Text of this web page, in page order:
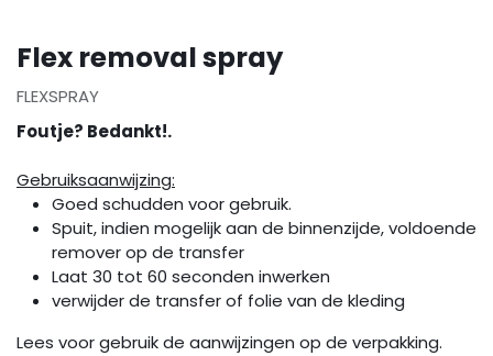
Flex removal spray
FLEXSPRAY
Foutje? Bedankt!.
Gebruiksaanwijzing:
Goed schudden voor gebruik.
Spuit, indien mogelijk aan de binnenzijde, voldoende
remover op de transfer
Laat 30 tot 60 seconden inwerken
verwijder de transfer of folie van de kleding
Lees voor gebruik de aanwijzingen op de verpakking.